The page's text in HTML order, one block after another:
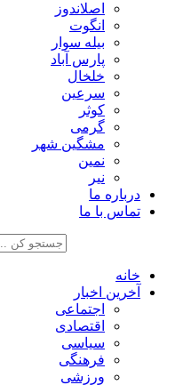
اصلاندوز
انگوت
بیله سوار
پارس آباد
خلخال
سرعین
کوثر
گرمی
مشگین شهر
نمین
نیر
درباره ما
تماس با ما
خانه
آخرین اخبار
اجتماعی
اقتصادی
سیاسی
فرهنگی
ورزشی